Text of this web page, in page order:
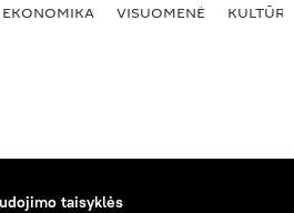
EKONOMIKA VISUOMENĖ KULTŪRA
taisyklės